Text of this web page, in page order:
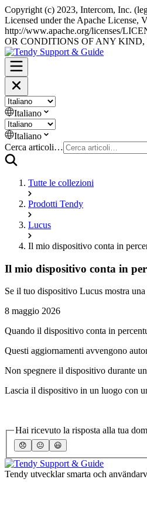
Copyright (c) 2023, Intercom, Inc. (
Licensed under the Apache License,
http://www.apache.org/licenses/
OR CONDITIONS OF ANY KIND,
Italiano
Italiano
Cerca articoli…
Tutte le collezioni
Prodotti Tendy
Lucus
Il mio dispositivo conta in
Il mio dispositivo conta in
Se il tuo dispositivo Lucus mostra
8 maggio 2026
Quando il dispositivo conta in
Questi aggiornamenti avvengono
Non spegnere il dispositivo durante
Lascia il dispositivo in un luogo con
Hai ricevuto la risposta alla tua
😞 😐 😃
Tendy utvecklar smarta och